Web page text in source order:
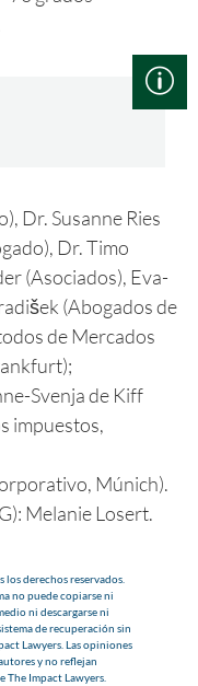
Dr. Susanne Ries
Dr. Timo
(Asociados), Eva-
(Abogados de
de Mercados
Svenja de Kiff
impuestos,
Múnich).
Melanie Losert.
derechos reservados.
no puede copiarse ni
ni descargarse ni
de recuperación sin
Lawyers. Las opiniones
y no reflejan
The Impact Lawyers.